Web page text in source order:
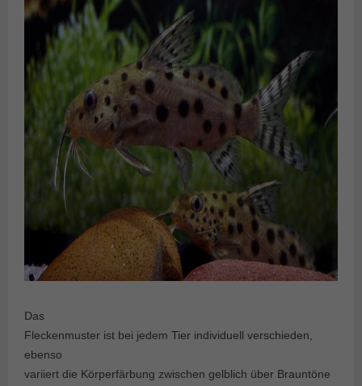
Das
Fleckenmuster ist bei jedem Tier individuell verschieden,
ebenso
variiert die Körperfärbung zwischen gelblich über Brauntöne